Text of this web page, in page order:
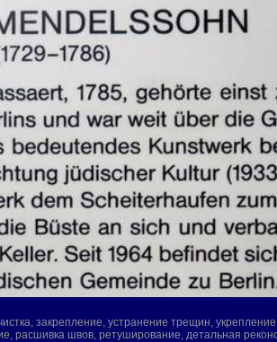
закрепление, устранение трещин,
расшивка швов, ретуширование, детальная